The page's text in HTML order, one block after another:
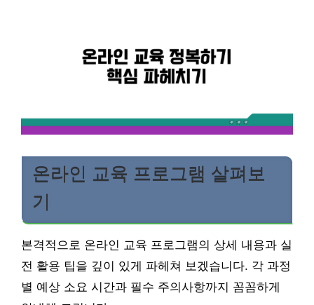
온라인 교육 프로그램 살펴보
기
본격적으로 온라인 교육 프로그램의 상세 내용과 실
전 활용 팁을 깊이 있게 파헤쳐 보겠습니다. 각 과정
별 예상 소요 시간과 필수 주의사항까지 꼼꼼하게